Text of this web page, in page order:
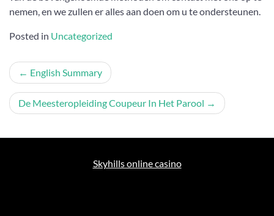
nemen, en we zullen er alles aan doen om u te ondersteunen.
Posted in Uncategorized
Post
navigation
English Summary
De Meesteropleiding Coupeur In Het Parool
Skyhills online casino